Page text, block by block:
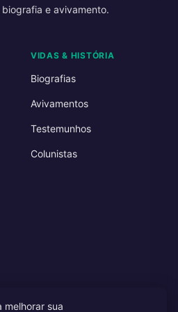
e avivamento.
VIDAS & HISTÓRIA
Biografias
Avivamentos
Testemunhos
Colunistas
melhorar sua